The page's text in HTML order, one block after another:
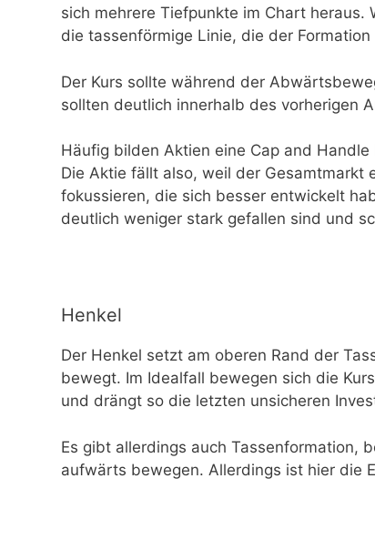
sich mehrere Tiefpunkte im Chart
die tassenförmige Linie, die der
Der Kurs sollte während der
sollten deutlich innerhalb des vorherigen
Häufig bilden Aktien eine Cap and
Die Aktie fällt also, weil der Gesamtmarkt
fokussieren, die sich besser entwickelt
deutlich weniger stark gefallen sind und
Henkel
Der Henkel setzt am oberen Rand der
bewegt. Im Idealfall bewegen sich die
und drängt so die letzten unsicheren
Es gibt allerdings auch Tassenformation,
aufwärts bewegen. Allerdings ist hier die